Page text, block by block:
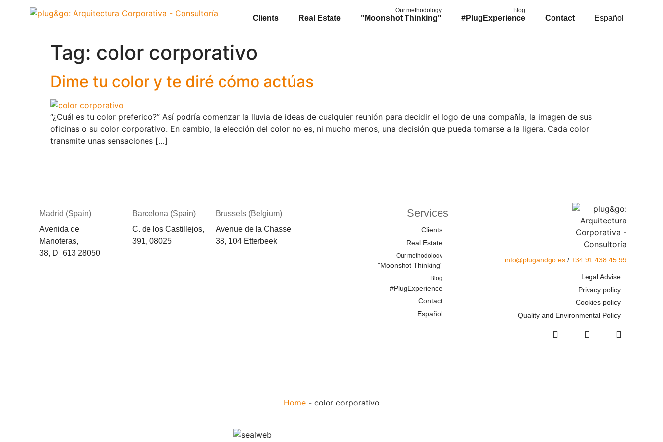
Clients Real Estate
Our methodology
"Moonshot Thinking"
Blog
#PlugExperience Contact Español
Tag: color corporativo
Dime tu color y te diré cómo actúas
“¿Cuál es tu color preferido?” Así podría comenzar la lluvia de ideas de cualquier reunión para decidir el logo de una compañía, la imagen de sus
oficinas o su color corporativo. En cambio, la elección del color no es, ni mucho menos, una decisión que pueda tomarse a la ligera. Cada color
transmite unas sensaciones […]
Madrid (Spain)
Avenida de
Manoteras,
38, D_613 28050
Barcelona (Spain)
C. de los Castillejos,
391, 08025
Brussels (Belgium)
Avenue de la Chasse
38, 104 Etterbeek
Services
Clients
Real Estate
Our methodology
"Moonshot Thinking"
Blog
#PlugExperience
Contact
Español
info@plugandgo.es/ +34 91 438 45 99
Legal Advise
Privacy policy
Cookies policy
Quality and Environmental Policy
Home- color corporativo